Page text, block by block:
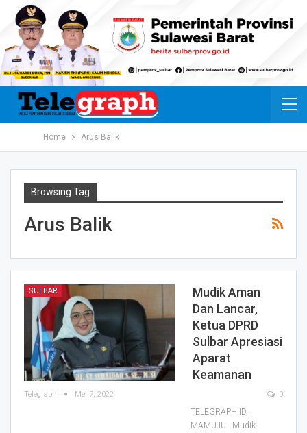
Home Arus Balik
Browsing Tag
Arus Balik
SULBAR
Mudik Aman
Dan Lancar,
Ketua DPRD
Sulbar Apresiasi
Aparat
Keamanan
Telegraph Mei 7, 2022 0
TELEGRAPH.ID,
MAMUJU - Mudik